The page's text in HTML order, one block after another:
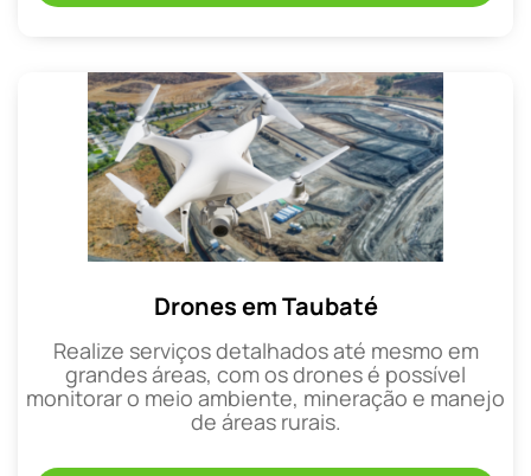
Drones em Taubaté
Realize serviços detalhados até mesmo em
grandes áreas, com os drones é possível
monitorar o meio ambiente, mineração e manejo
de áreas rurais.